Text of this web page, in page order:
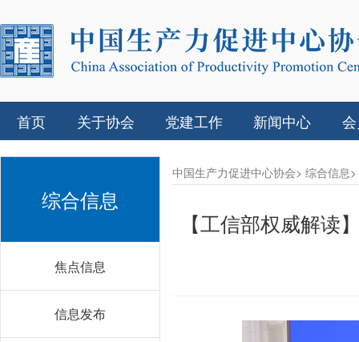
首页 关于协会 党建工作 新闻中心
综合信息
焦点信息
信息发布
中国生产力促进中心协会> 综合信息>
【工信部权威解读